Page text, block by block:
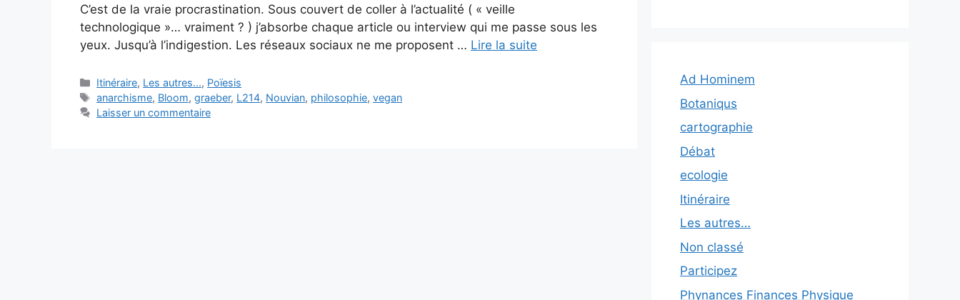
C’est de la vraie procrastination. Sous couvert de coller à l’actualité ( « veille
technologique »… vraiment ? ) j’absorbe chaque article ou interview qui me passe sous les
yeux. Jusqu’à l’indigestion. Les réseaux sociaux ne me proposent … Lire la suite
Catégories
Itinéraire, Les autres..., Poïesis
Étiquettes
anarchisme, Bloom,graeber, L214, Nouvian, philosophie,vegan
Laisser un commentaire
Ad Hominem
Botaniqus
cartographie
Débat
ecologie
Itinéraire
Les autres…
Non classé
Participez
Phynances Finances Physique